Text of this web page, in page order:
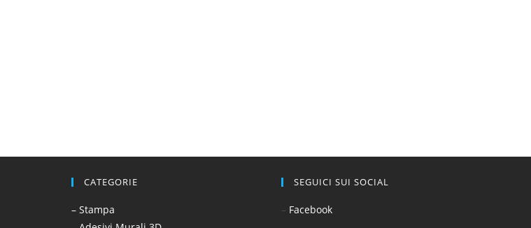
CATEGORIE
– Stampa
SEGUICI SUI SOCIAL
– Facebook